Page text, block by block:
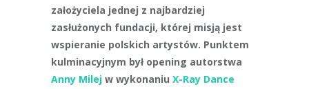
założyciela jednej z najbardziej
zasłużonych fundacji, której misją jest
wspieranie polskich artystów. Punktem
kulminacyjnym był opening autorstwa
Anny Milej w wykonaniu X-Ray Dance